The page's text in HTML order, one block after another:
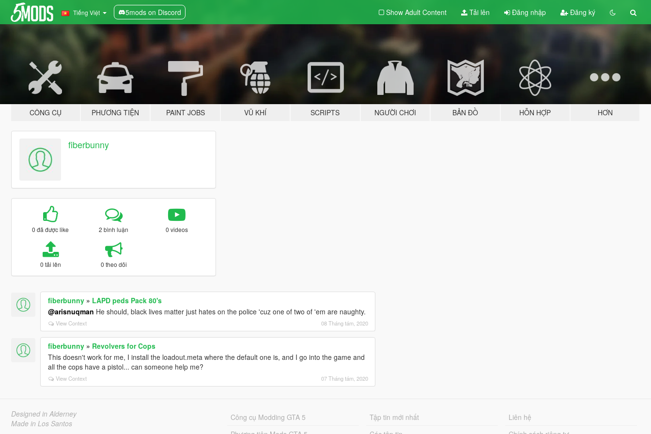
Tiếng Việt 5mods on Discord Show Adult Content Tải lên Đăng nhập Đăng ký
CÔNG CỤ PHƯƠNG TIỆN PAINT JOBS VŨ KHÍ SCRIPTS NGƯỜI CHƠI BẢN ĐỒ HỖN HỢP HƠN
fiberbunny
0 đã được like 2 bình luận 0 videos
0 tải lên 0 theo dõi
fiberbunny» LAPD peds Pack 80's
@arisnuqman He should, black lives matter just hates on the police 'cuz one of two of 'em are naughty.
View Context 08 Tháng tám, 2020
fiberbunny» Revolvers for Cops
This doesn't work for me, I install the loadout.meta where the default one is, and I go into the game and
all the cops have a pistol... can someone help me?
View Context 07 Tháng tám, 2020
Designed in Alderney
Made in Los Santos
Công cụ Modding GTA 5
Tập tin mới nhất
Liên hệ